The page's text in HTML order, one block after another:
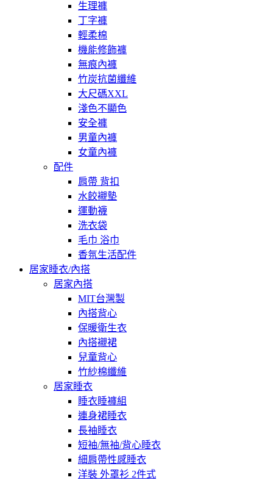
生理褲
丁字褲
輕柔棉
機能修飾褲
無痕內褲
竹炭抗菌纖維
大尺碼XXL
淺色不顯色
安全褲
男童內褲
女童內褲
配件
肩帶 背扣
水餃襯墊
運動襪
洗衣袋
毛巾 浴巾
香氛生活配件
居家睡衣/內搭
居家內搭
MIT台灣製
內搭背心
保暖衛生衣
內搭襯裙
兒童背心
竹紗棉纖維
居家睡衣
睡衣睡褲組
連身裙睡衣
長袖睡衣
短袖/無袖/背心睡衣
細肩帶性感睡衣
洋裝 外罩衫 2件式